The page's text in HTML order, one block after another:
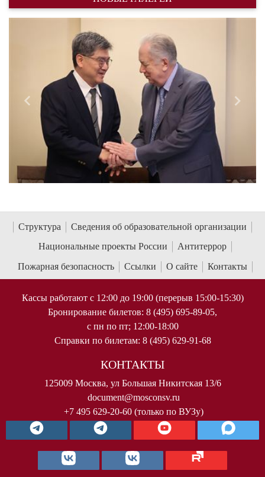
Назад
Структура
Сведения об образовательной организации
Национальные проекты России
Антитеррор
Пожарная безопасность
Ссылки О сайте Контакты
Кассы работают с 12:00 до 19:00 (перерыв 15:00-15:30)
Бронирование билетов: 8 (495) 695-89-05,
с пн по пт; 12:00-18:00
Справки по билетам: 8 (495) 629-91-68
КОНТАКТЫ
125009 Москва, ул Большая Никитская 13/6
document@mosconsv.ru
+7 495 629-20-60 (только по ВУЗу)